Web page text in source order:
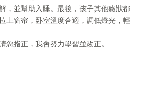
，並幫助入睡。最後，孩子其他癥狀都
上窗帘，卧室溫度合適，調低燈光，輕
指正，我會努力學習並改正。